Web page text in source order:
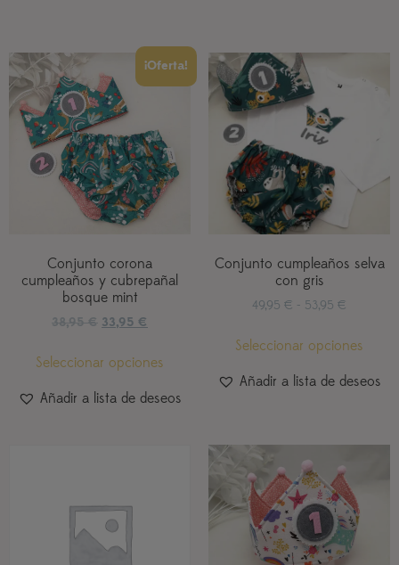
¡Oferta!
Conjunto corona
cumpleaños y cubrepañal
bosque mint
38,95€ 33,95 €
Seleccionar opciones
Añadir a lista de deseos
Conjunto cumpleaños selva
con gris
49,95 € - 53,95 €
Seleccionar opciones
Añadir a lista de deseos